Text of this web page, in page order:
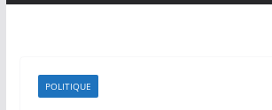
POLITIQUE